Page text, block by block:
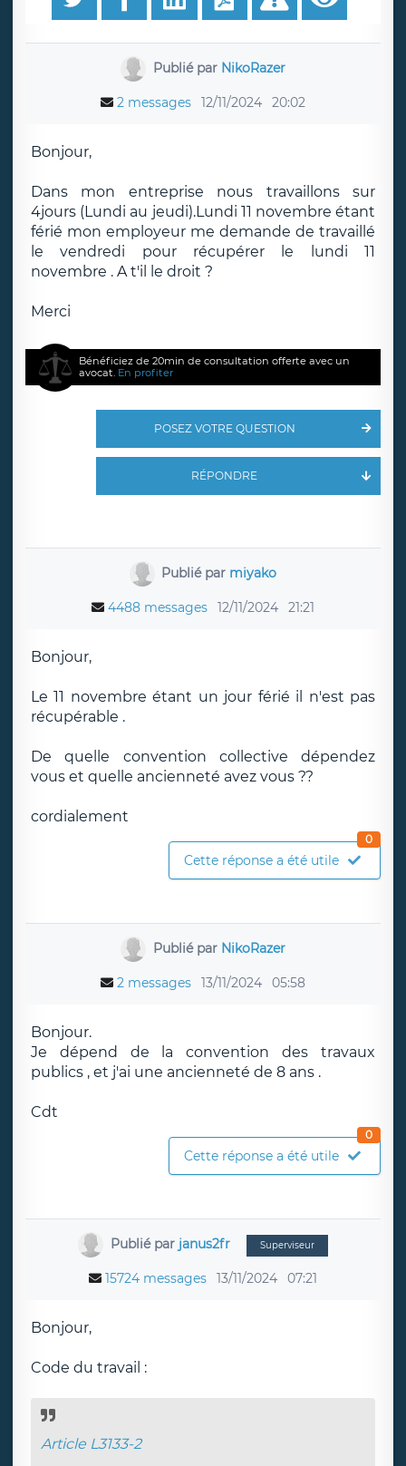
Publié par NikoRazer
2 messages 12/11/2024 20:02
Bonjour,
Dans mon entreprise nous travaillons sur
4jours (Lundi au jeudi).Lundi 11 novembre étant
férié mon employeur me demande de travaillé
le vendredi pour récupérer le lundi 11
novembre . A t'il le droit ?
Merci
Bénéficiez de 20min de consultation offerte avec un
avocat. En profiter
POSEZ VOTRE QUESTION
RÉPONDRE
Publié par miyako
4488 messages 12/11/2024 21:21
Bonjour,
Le 11 novembre étant un jour férié il n'est pas
récupérable .
De quelle convention collective dépendez
vous et quelle ancienneté avez vous ??
cordialement
Cette réponse a été utile
0
Publié par NikoRazer
2 messages 13/11/2024 05:58
Bonjour.
Je dépend de la convention des travaux
publics , et j'ai une ancienneté de 8 ans .
Cdt
Cette réponse a été utile
0
Publié par janus2fr Superviseur
15724 messages 13/11/2024 07:21
Bonjour,
Code du travail :
Article L3133-2